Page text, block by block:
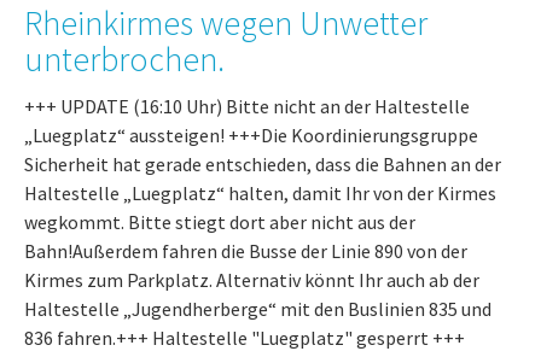
Rheinkirmes wegen Unwetter
unterbrochen.
+++ UPDATE (16:10 Uhr) Bitte nicht an der Haltestelle
„Luegplatz“ aussteigen! +++Die Koordinierungsgruppe
Sicherheit hat gerade entschieden, dass die Bahnen an der
Haltestelle „Luegplatz“ halten, damit Ihr von der Kirmes
wegkommt. Bitte stiegt dort aber nicht aus der
Bahn!Außerdem fahren die Busse der Linie 890 von der
Kirmes zum Parkplatz. Alternativ könnt Ihr auch ab der
Haltestelle „Jugendherberge“ mit den Buslinien 835 und
836 fahren.+++ Haltestelle "Luegplatz" gesperrt +++